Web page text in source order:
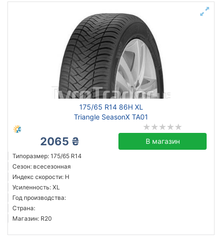
175/65 R14 86H XL
Triangle SeasonX TA01
2065 ₴ В магазин
Типоразмер: 175/65 R14
Сезон: всесезонная
Индекс скорости: H
Усиленность: XL
Год производства:
Страна:
Магазин: R20